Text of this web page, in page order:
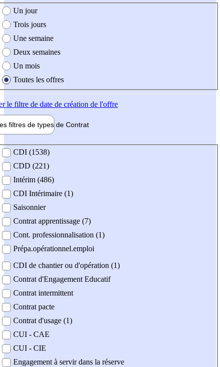
création de l'offre
Un jour
Trois jours
Une semaine
Deux semaines
Un mois
Toutes les offres
le filtre de date de création de l'offre
filtres de types de Contrat
contrat
CDI (1538)
CDD (221)
Intérim (486)
CDI Intérimaire (1)
Saisonnier
Contrat apprentissage (7)
Cont. professionnalisation (1)
Prépa.opérationnel.emploi
CDI de chantier ou d'opération (1)
Contrat d'Engagement Educatif
Contrat intermittent
Contrat pacte
Contrat d'usage (1)
CUI - CAE
CUI - CIE
Engagement à servir dans la réserve